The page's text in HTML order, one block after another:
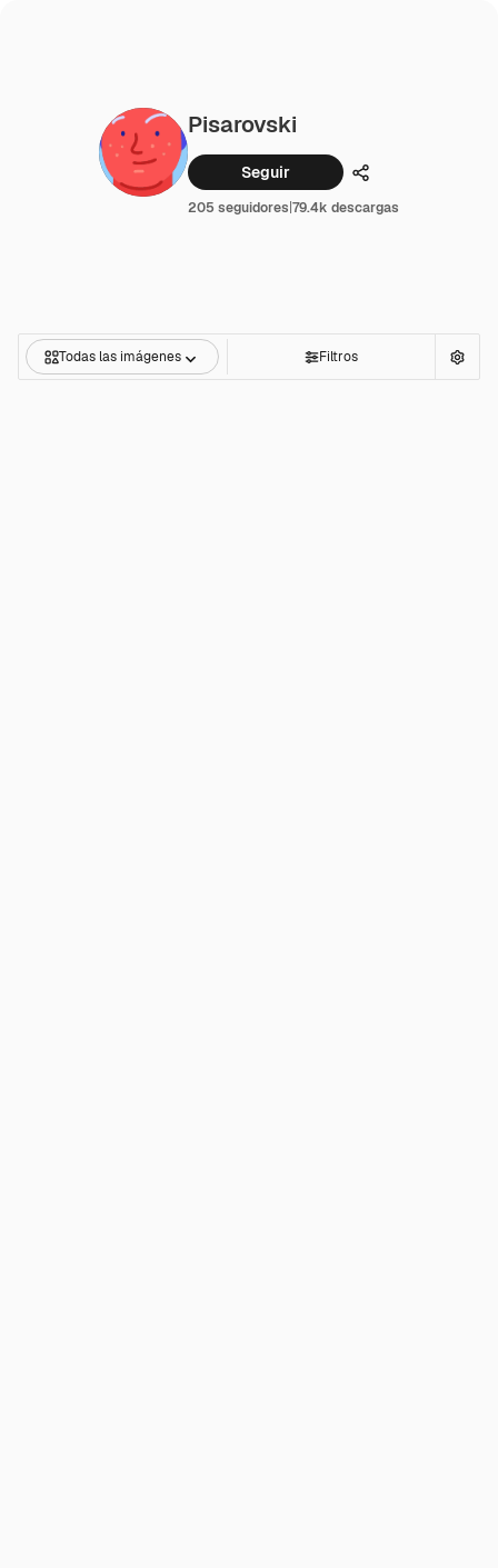
Pisarovski
Seguir Compartir
205 seguidores|79.4k descargas
Todas las imágenes Filtros